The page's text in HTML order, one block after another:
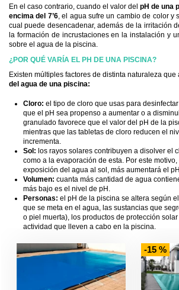
En el caso contrario, cuando el valor del pH de una
encima del 7’6, el agua sufre un cambio de color y
cual puede desencadenar, además de la irritación
la formación de incrustaciones en la instalación y
sobre el agua de la piscina.
¿POR QUÉ VARÍA EL PH DE UNA PISCINA?
Existen múltiples factores de distinta naturaleza que
del agua de una piscina:
Cloro: el tipo de cloro que usas para
que el pH sea propenso a aumentar o a
granulado favorece que el valor del pH de la
mientras que las tabletas de cloro reducen el
incrementa.
Sol: los rayos solares contribuyen a disolver el
como a la evaporación de esta. Por este
exposición del agua al sol, más aumentará el
Volumen: cuanta más cantidad de agua
más bajo es el nivel de pH.
Personas: el pH de la piscina se altera según
que se meta en el agua, las sustancias que
o piel muerta), los productos de protección
actividad que lleven a cabo en la piscina.
-15 %